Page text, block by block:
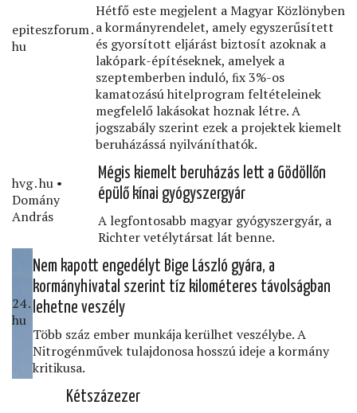
epiteszforum․
hu
Hétfő este megjelent a Magyar Közlönyben
a kormányrendelet, amely egyszerűsített
és gyorsított eljárást biztosít azoknak a
lakópark-építéseknek, amelyek a
szeptemberben induló, ﬁx 3%-os
kamatozású hitelprogram feltételeinek
megfelelő lakásokat hoznak létre. A
jogszabály szerint ezek a projektek kiemelt
beruházássá nyilváníthatók.
hvg․hu •
Domány
András
Mégis kiemelt beruházás lett a Gödöllőn
épülő kínai gyógyszergyár
A legfontosabb magyar gyógyszergyár, a
Richter vetélytársat lát benne.
24․
hu
Nem kapott engedélyt Bige László gyára, a
kormányhivatal szerint tíz kilométeres távolságban
lehetne veszély
Több száz ember munkája kerülhet veszélybe. A
Nitrogénművek tulajdonosa hosszú ideje a kormány
kritikusa.
Kétszázezer